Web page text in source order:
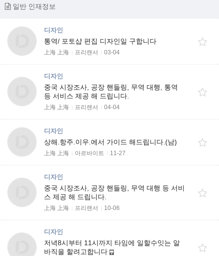
일반 인재정보
디자인
통역/ 포토샵 편집 디자인일 구합니다
上海 上海 프리랜서 03-04
디자인
중국 시장조사, 공장 핸들링, 무역 대행, 통역
등 서비스 제공 해 드립니다.
上海 上海 프리랜서 04-04
디자인
상해.항주.이우.에서 가이드 해드립니다.(남)
上海 上海 아르바이트 11-27
디자인
중국 시장조사, 공장 핸들링, 무역 대행 등 서비
스 제공 해 드립니다.
上海 上海 프리랜서 10-06
디자인
저녁8시부터 11시까지 타임에 일할수잇는 알
바직을 할려고합니다